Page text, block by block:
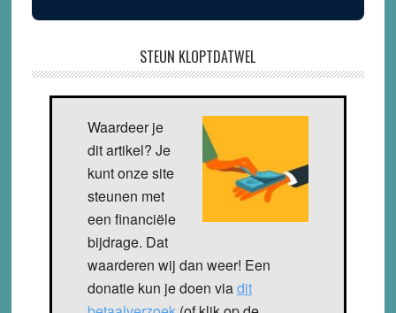
STEUN KLOPTDATWEL
Waardeer je
dit artikel? Je
kunt onze site
steunen met
een financiële
bijdrage. Dat
waarderen wij dan weer! Een
donatie kun je doen viadit